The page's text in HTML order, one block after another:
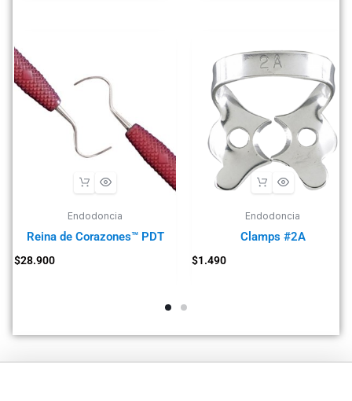
Endodoncia
Reina de Corazones™ PDT
$28.900
Endodoncia
Clamps #2A
$1.490